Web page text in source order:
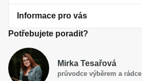
O perlách
Jak vybrat perlový šperk
Dárková inspirace
Informace pro vás
Obchodní podmínky
Potřebujete poradit?
Mirka Tesařová
průvodce výběrem a rádce